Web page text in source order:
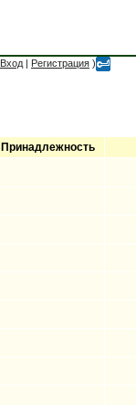
Вход | Регистрация )
Принадлежность